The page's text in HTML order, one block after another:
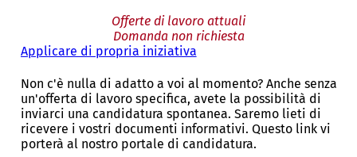
Offerte di lavoro attuali
Domanda non richiesta
Applicare di propria iniziativa
i
a
p
r
e
Non c'è nulla di adatto a voi al momento? Anche senza
un'offerta di lavoro specifica, avete la possibilità di
inviarci una candidatura spontanea. Saremo lieti di
ricevere i vostri documenti informativi. Questo link vi
porterà al nostro portale di candidatura.